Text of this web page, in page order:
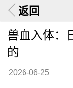
返回
兽血入体：
的
2026-06-25